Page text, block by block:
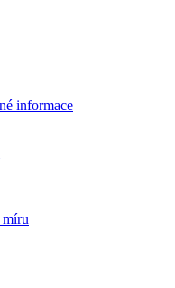
informace